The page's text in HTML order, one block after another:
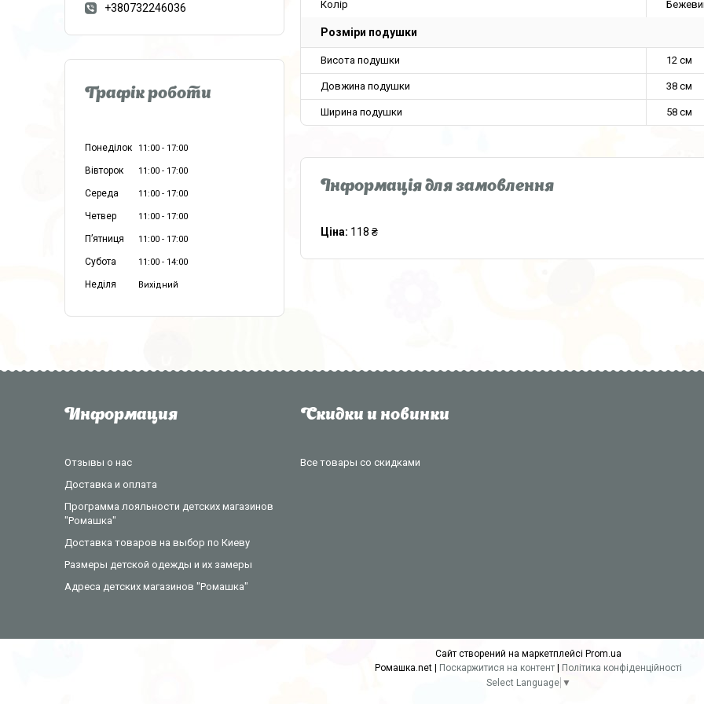
Колір
Розміри подушки
Висота подушки 12 см
Довжина подушки 38 см
Ширина подушки 58 см
Інформація для замовлення
Ціна: 118 ₴
+380732246036
Графік роботи
Понеділок 11:00 17:00
Вівторок 11:00 17:00
Середа 11:00 17:00
Четвер 11:00 17:00
Пʼятниця 11:00 17:00
Субота 11:00 14:00
Неділя Вихідний
Информация
Отзывы о нас
Доставка и оплата
Программа лояльности детских магазинов
"Ромашка"
Доставка товаров на выбор по Киеву
Размеры детской одежды и их замеры
Адреса детских магазинов "Ромашка"
Скидки и новинки
Все товары со скидками
Сайт створений на маркетплейсі Prom.ua
Поскаржитися на контент
Політика конфіденційності
Select Language ▼